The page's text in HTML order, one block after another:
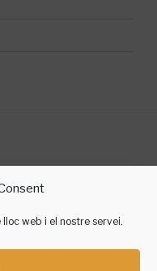
web i el nostre servei.